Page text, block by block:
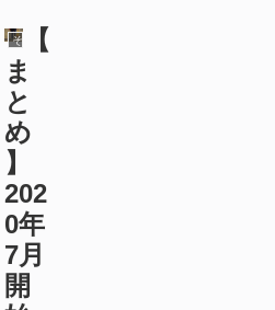
【
ま
と
め
】
202
0年
7月
開